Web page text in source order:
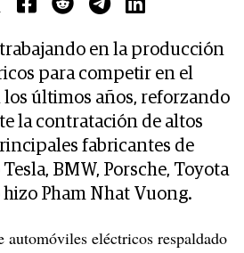
en la producción
para competir en el
últimos años, reforzando
la contratación de altos
fabricantes de
BMW, Porsche, Toyota
Pham Nhat Vuong.
automóviles eléctricos respaldado